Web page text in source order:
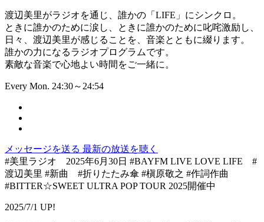
渡辺美里がラジオを通じ、誰かの「LIFE」にシンクロ。
ときに誰かのために涙し、ときに誰かのために叱咤激励し、
日々、渡辺美里が感じることを、音楽とともに綴ります。
誰かの力になるラジオプログラムです。
素敵な音楽で心地よい時間をご一緒に。
Every Mon. 24:30～24:54
メッセージを送る 最新の放送を聴く
#美里ラジオ 2025年6月30日 #BAYFM LIVE LOVE LIFE #
渡辺美里 #新曲 #折りたたみ傘 #槇原敬之 #作詞作曲
#BITTER☆SWEET ULTRA POP TOUR 2025開催中
2025/7/1 UP!